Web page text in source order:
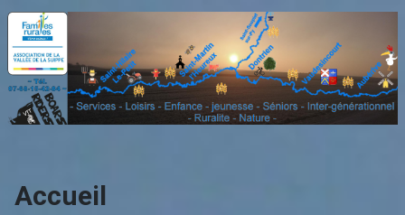
Accueil